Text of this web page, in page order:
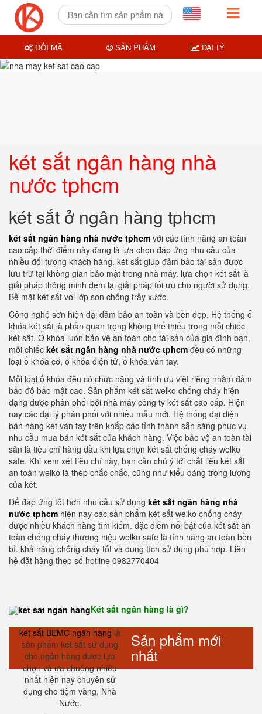
két sắt ngân hàng nhà
nước tphcm
két sắt ở ngân hàng tphcm
két sắt ngân hàng nhà nước tphcm với các tính năng an toàn
cao cấp thời điểm này đang là lựa chọn đáp ứng nhu cầu của
nhiều đối tượng khách hàng. két sắt giúp đảm bảo tài sản được
lưu trữ tại không gian bảo mật trong nhà máy. lựa chọn két sắt là
giải pháp thông minh đem lại giải pháp tối ưu cho người sử dụng.
Bề mặt két sắt với lớp sơn chống trầy xước.
Công nghệ sơn hiện đại đảm bảo an toàn và bền đẹp. Hệ thống ổ
khóa két sắt là phần quan trọng không thể thiếu trong mỗi chiếc
két sắt. Ổ khóa luôn bảo vệ an toàn cho tài sản của gia đình bạn,
mỗi chiếc két sắt ngân hàng nhà nước tphcm đều có những
loại ổ khóa cơ, ổ khóa điện tử, ổ khóa vân tay.
Mỗi loại ổ khóa đều có chức năng và tính ưu việt riêng nhằm đảm
bảo độ bảo mật cao. Sản phẩm két sắt welko chống cháy hiện
đạng được phân phối bởi nhà máy công ty két sắt cao cấp. Hiện
nay các đại lý phân phối với nhiều mẫu mới. Hệ thống đại diện
bán hàng két vân tay trên khắp các tỉnh thành sẵn sàng phục vụ
nhu cầu mua bán két sắt của khách hàng. Việc bảo vệ an toàn tài
sản là tiêu chí hàng đầu khi lựa chọn két sắt chống cháy welko
safe. Khi xem xét tiêu chí này, bạn cần chú ý tới chất liệu két sắt
an toàn welko là thép chắc chắc, cũng như kiểu dáng trọng lượng
của két.
Để đáp ứng tốt hơn nhu cầu sử dụng két sắt ngân hàng nhà
nước tphcm hiện nay các sản phẩm két sắt welko chống cháy
được nhiều khách hàng tìm kiếm. đặc điểm nổi bật của két sắt an
toàn chống cháy thương hiệu welko safe là tính năng an toàn bền
bỉ. khả năng chống cháy tốt và dung tích sử dụng phù hợp. Liên
hệ đặt hàng theo số hotline 0982770404
Két sắt ngân hàng là gì?
két sắt BEMC ngân hàng là
sản phẩm két sắt sử dụng
cho ngân hàng được lựa
chọn và ưa chuộng nhiều
nhất hiện nay chuyên sử
dụng cho tiệm vàng, Nhà
Nước.
Sản phẩm mới
nhất
ĐỔI MÃ SẢN PHẨM ĐẠI LÝ